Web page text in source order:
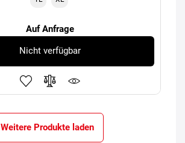
Auf Anfrage
Nicht verfügbar
Weitere Produkte laden